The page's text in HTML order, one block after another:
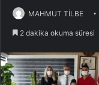
MAHMUT TİLBE
2 dakika okuma süresi